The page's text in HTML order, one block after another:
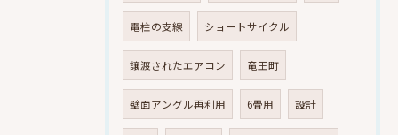
電柱の支線 ショートサイクル
譲渡されたエアコン 竜王町
壁面アングル再利用 6畳用 設計